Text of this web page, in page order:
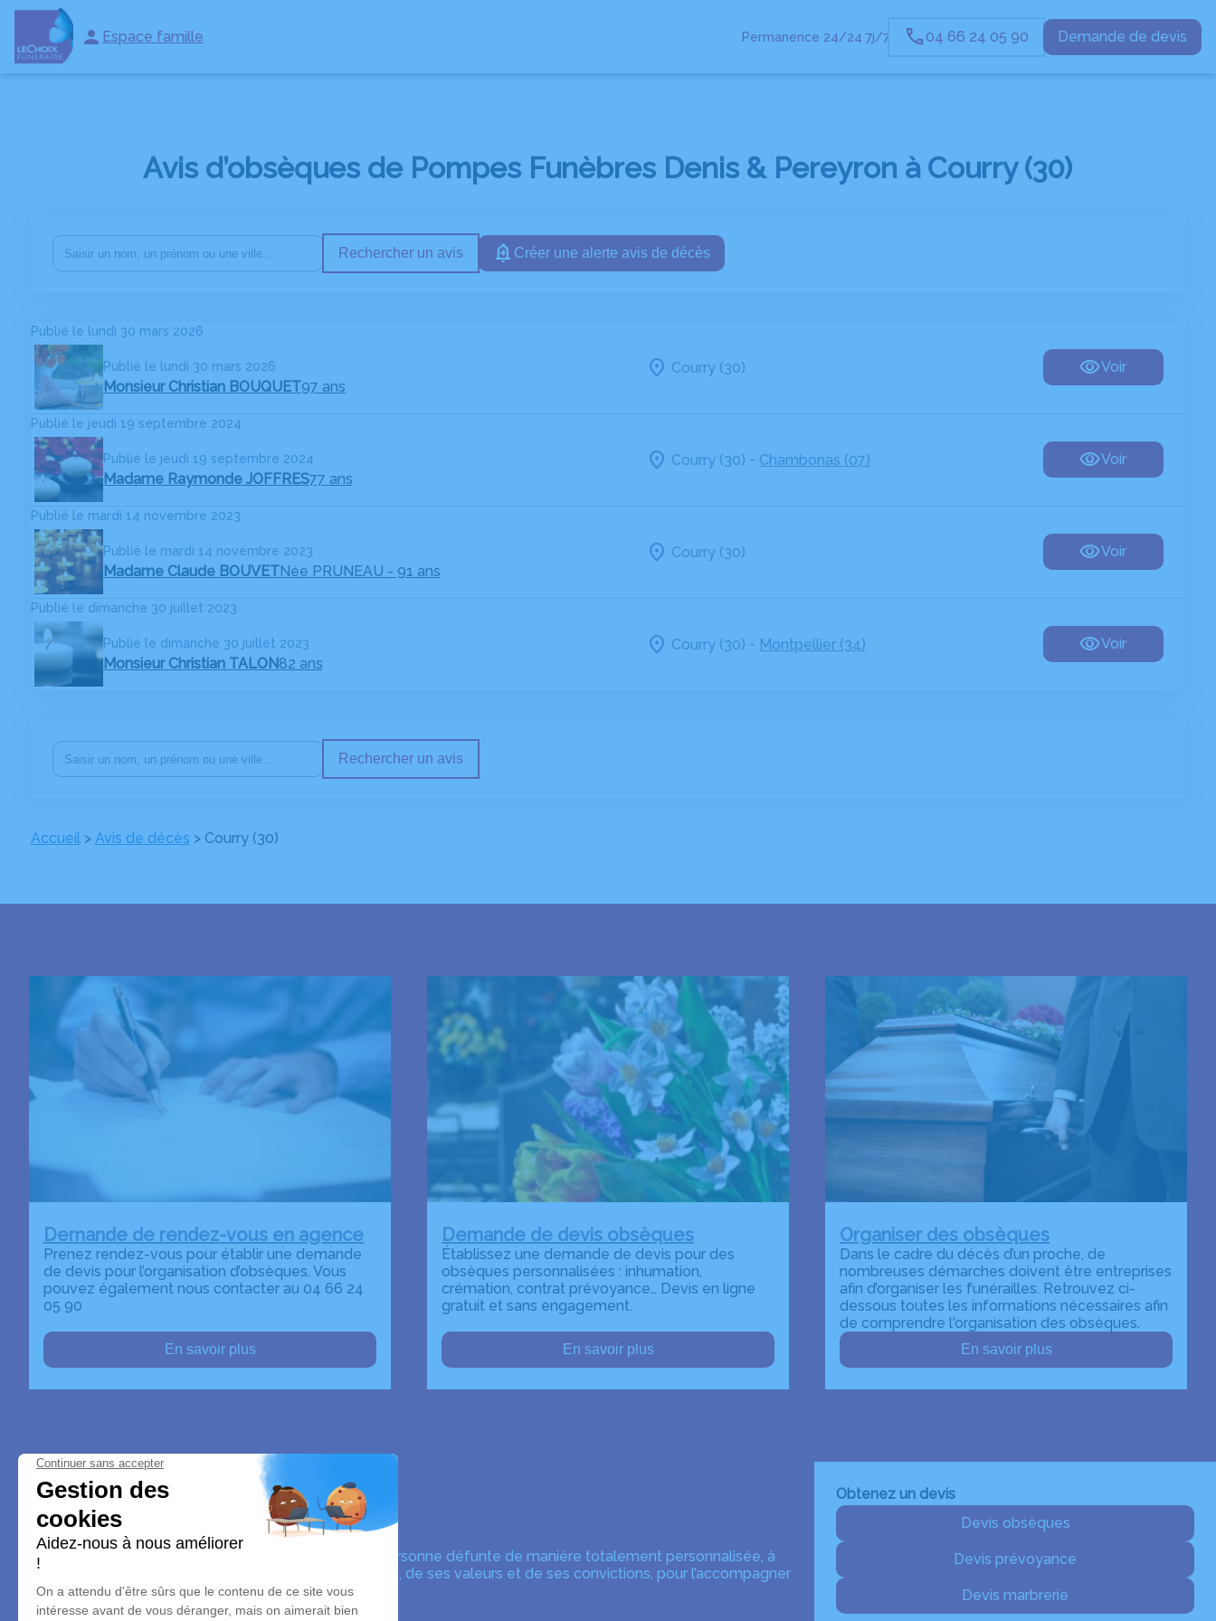
Espace famille Permanence 24/24 7j/7 04 66 24 05 90 Demande de devis
NOS SERVICES NOS AGENCES
Avis d’obsèques de Pompes Funèbres Denis & Pereyron à Courry (30)
Rechercher un avis Créer une alerte avis de décès
Publié le lundi 30 mars 2026
Publié le lundi 30 mars 2026
Monsieur Christian BOUQUET97 ans
Courry (30) Voir
Publié le jeudi 19 septembre 2024
Publié le jeudi 19 septembre 2024
Madame Raymonde JOFFRES77 ans
Courry (30) - Chambonas (07) Voir
Publié le mardi 14 novembre 2023
Publié le mardi 14 novembre 2023
Madame Claude BOUVETNée PRUNEAU - 91 ans
Courry (30) Voir
Publié le dimanche 30 juillet 2023
Publié le dimanche 30 juillet 2023
Monsieur Christian TALON82 ans
Courry (30) - Montpellier (34) Voir
Rechercher un avis
Accueil> Avis de décès > Courry (30)
Demande de rendez-vous en agence
Prenez rendez-vous pour établir une demande
de devis pour l’organisation d’obsèques. Vous
pouvez également nous contacter au 04 66 24
05 90
En savoir plus
Demande de devis obsèques
Établissez une demande de devis pour des
obsèques personnalisées : inhumation,
crémation, contrat prévoyance… Devis en ligne
gratuit et sans engagement.
En savoir plus
Organiser des obsèques
Dans le cadre du décès d’un proche, de
nombreuses démarches doivent être entreprises
afin d’organiser les funérailles. Retrouvez ci-
dessous toutes les informations nécessaires afin
de comprendre l'organisation des obsèques.
En savoir plus
Pompes Funèbres Denis & Pereyron
Nos équipes vous aident à honorer la mémoire de la personne défunte de manière totalement personnalisée, à
perpétuer son souvenir dans le respect de ses volontés, de ses valeurs et de ses convictions, pour l’accompagner
avec dignité dans son dernier voyage.
Obtenez un devis
Devis obsèques
Devis prévoyance
Devis marbrerie